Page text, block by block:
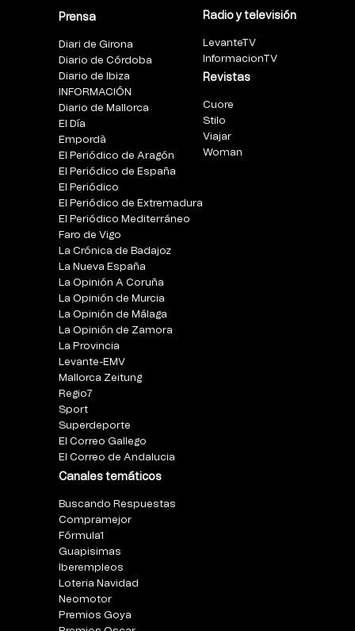
Prensa
Diari de Girona
Diario de Córdoba
Diario de Ibiza
INFORMACIÓN
Diario de Mallorca
El Día
Empordà
El Periódico de Aragón
El Periódico de España
El Periódico
El Periódico de Extremadura
El Periódico Mediterráneo
Faro de Vigo
La Crónica de Badajoz
La Nueva España
La Opinión A Coruña
La Opinión de Murcia
La Opinión de Málaga
La Opinión de Zamora
La Provincia
Levante-EMV
Mallorca Zeitung
Regio7
Sport
Superdeporte
El Correo Gallego
El Correo de Andalucia
Canales temáticos
Buscando Respuestas
Compramejor
Fórmula1
Guapisimas
Iberempleos
Loteria Navidad
Neomotor
Premios Goya
Radio y televisión
LevanteTV
InformacionTV
Revistas
Cuore
Stilo
Viajar
Woman